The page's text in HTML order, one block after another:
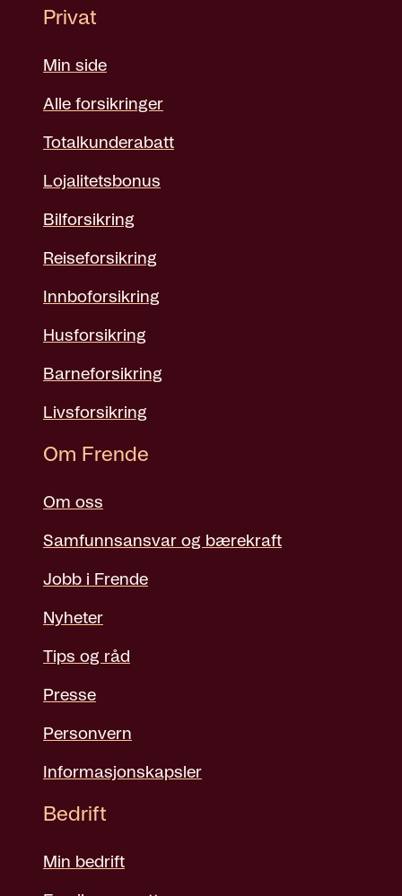
Privat
Min side
Alle forsikringer
Totalkunderabatt
Lojalitetsbonus
Bilforsikring
Reiseforsikring
Innboforsikring
Husforsikring
Barneforsikring
Livsforsikring
Om Frende
Om oss
Samfunnsansvar og bærekraft
Jobb i Frende
Nyheter
Tips og råd
Presse
Personvern
Informasjonskapsler
Bedrift
Min bedrift